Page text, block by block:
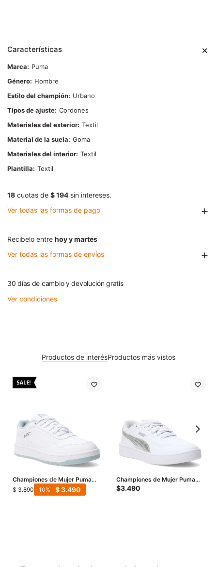
Características
Marca
Puma
Género
Hombre
Estilo del champión
Urbano
Tipos de ajuste Cordones
Materiales del exterior Textil
Material de la suela
Goma
Materiales del interior Textil
Plantilla
Textil
18 cuotas de $ 194 sin intereses.
Ver todas las formas de pago
Recibelo entre hoy y martes
Ver todas las formas de envíos
30 días de cambio y devolución gratis
Ver condiciones
Productos de interésProductos más vistos
Championes de Mujer Puma
Court Classic - Blanco -
Celeste - Plateado
$ 3.890 $3.490
10
Championes de Mujer Puma
Court Lally Metal.Whisper -
$3.490